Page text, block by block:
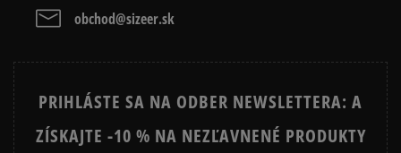
Ako zhromažďujeme recenzie?
obchod@sizeer.sk
PRIHLÁSTE SA NA ODBER NEWSLETTERA: A
ZÍSKAJTE -10 % NA NEZĽAVNENÉ PRODUKTY